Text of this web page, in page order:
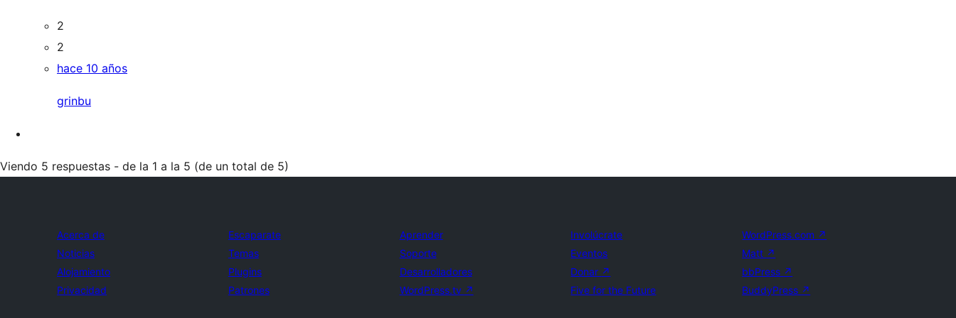
2
2
hace 10 años
grinbu
Viendo 5 respuestas - de la 1 a la 5 (de un total de 5)
Acerca de
Noticias
Alojamiento
Privacidad
Escaparate
Temas
Plugins
Patrones
Aprender
Soporte
Desarrolladores
WordPress.tv ↗
Involúcrate
Eventos
Donar ↗
Five for the Future
WordPress.com ↗
Matt ↗
bbPress ↗
BuddyPress ↗